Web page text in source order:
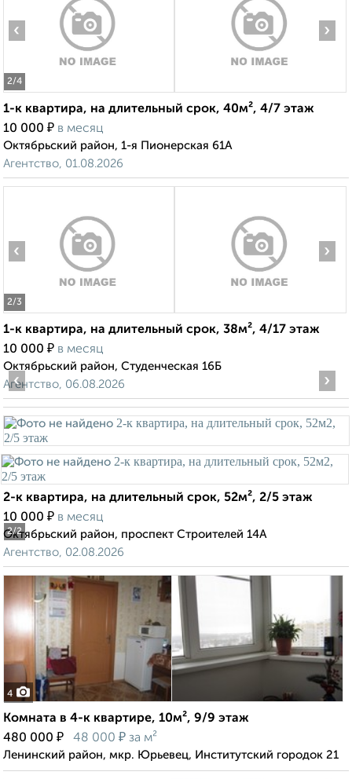
2/4
‹ ›
1-к квартира, на длительный срок, 40м², 4/7 этаж
10 000 ₽ в месяц
Октябрьский район, 1-я Пионерская 61А
Агентство, 01.08.2026
2/3
‹ ›
1-к квартира, на длительный срок, 38м², 4/17 этаж
10 000 ₽ в месяц
Октябрьский район, Студенческая 16Б
Агентство, 06.08.2026
2/2
‹ ›
2-к квартира, на длительный срок, 52м², 2/5 этаж
10 000 ₽ в месяц
Октябрьский район, проспект Строителей 14А
Агентство, 02.08.2026
4
Комната в 4-к квартире, 10м², 9/9 этаж
480 000 ₽ 48 000 ₽ за м²
Ленинский район, мкр. Юрьевец, Институтский городок 21